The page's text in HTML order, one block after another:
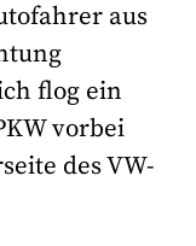
aus
flog ein
vorbei
des VW-